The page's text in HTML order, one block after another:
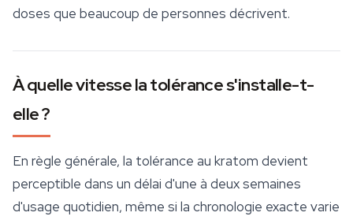
doses que beaucoup de personnes décrivent.
À quelle vitesse la tolérance s'installe-t-
elle ?
En règle générale, la tolérance au kratom devient
perceptible dans un délai d'une à deux semaines
d'usage quotidien, même si la chronologie exacte varie